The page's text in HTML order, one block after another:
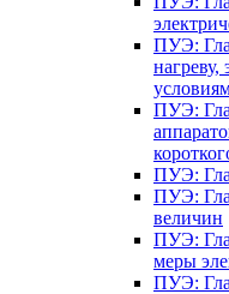
ПУЭ:
нагреву,
ПУЭ:
ПУЭ:
ПУЭ:
величин
ПУЭ:
меры
ПУЭ: